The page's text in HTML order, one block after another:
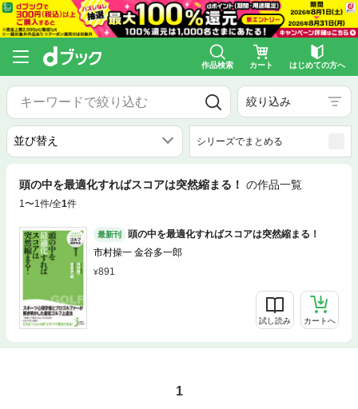
作品検索 カート はじめての方へ
絞り込み
シリーズでまとめる
頭の中を最適化すればスコアは突然縮まる！ の作品一覧
1〜1件/全1件
最新刊
頭の中を最適化すればスコアは突然縮まる！
市村操一 金谷多一郎
891
試し読み カートへ
1